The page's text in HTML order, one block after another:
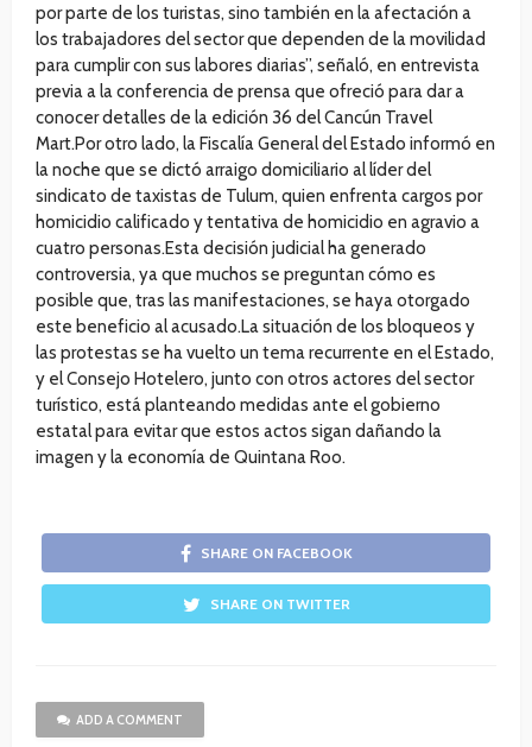
por parte de los turistas, sino también en la afectación a
los trabajadores del sector que dependen de la movilidad
para cumplir con sus labores diarias”, señaló, en entrevista
previa a la conferencia de prensa que ofreció para dar a
conocer detalles de la edición 36 del Cancún Travel
Mart.Por otro lado, la Fiscalía General del Estado informó en
la noche que se dictó arraigo domiciliario al líder del
sindicato de taxistas de Tulum, quien enfrenta cargos por
homicidio calificado y tentativa de homicidio en agravio a
cuatro personas.Esta decisión judicial ha generado
controversia, ya que muchos se preguntan cómo es
posible que, tras las manifestaciones, se haya otorgado
este beneficio al acusado.La situación de los bloqueos y
las protestas se ha vuelto un tema recurrente en el Estado,
y el Consejo Hotelero, junto con otros actores del sector
turístico, está planteando medidas ante el gobierno
estatal para evitar que estos actos sigan dañando la
imagen y la economía de Quintana Roo.
SHARE ON FACEBOOK
SHARE ON TWITTER
ADD A COMMENT